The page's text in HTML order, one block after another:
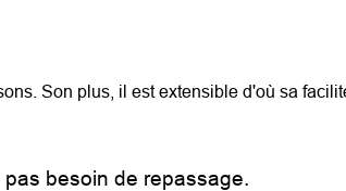
Son plus, il est extensible d'où sa facilité
besoin de repassage.